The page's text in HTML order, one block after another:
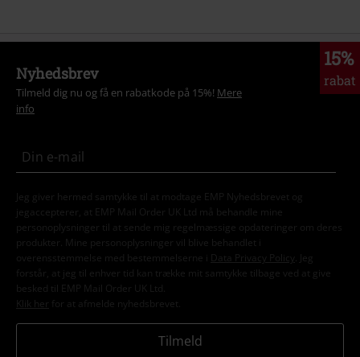
15%
rabat
Nyhedsbrev
Tilmeld dig nu og få en rabatkode på 15%! Mere
info
Jeg giver hermed samtykke til at modtage EMP Nyhedsbrevet og
jegaccepterer, at EMP Mail Order UK Ltd må behandle mine
personoplysninger til at sende mig regelmæssige opdateringer om deres
produkter. Mine personoplysninger vil blive behandlet i
overensstemmelse med bestemmelserne i
Data Privacy Policy
. Jeg
forstår, at jeg til enhver tid kan trække mit samtykke tilbage ved at give
besked til EMP Mail Order UK Ltd.
Klik her
for at afmelde nyhedsbrevet.
Tilmeld